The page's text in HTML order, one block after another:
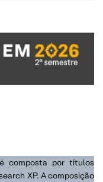
composta por títulos
XP. A composição